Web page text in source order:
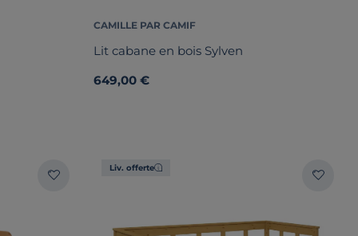
CAMILLE PAR CAMIF
Lit cabane en bois Sylven
649,00 €
Liv. offerte